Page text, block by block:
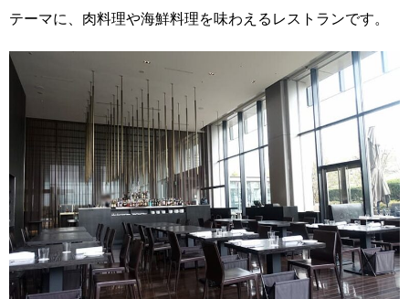
テーマに、肉料理や海鮮料理を味わえるレストランです。